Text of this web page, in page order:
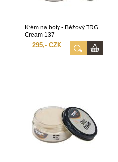
Krém na boty - Béžový TRG
Cream 137
295,- CZK